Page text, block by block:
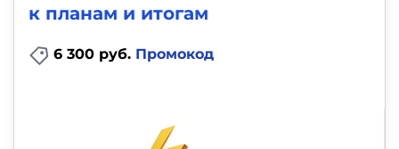
к планам и итогам
6 300 руб. Промокод